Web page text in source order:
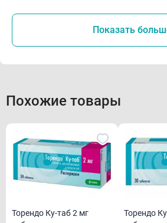
Показать
Похожие товары
Торендо Ку-таб 2 мг
Торендо